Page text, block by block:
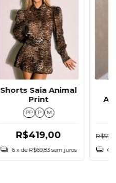
Shorts Saia Animal
Print
PP P M
R$419,00
6 x de R$69,83 sem juros 6